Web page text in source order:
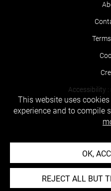
Accessibility
This website uses
experience and to compile
OK,
REJECT ALL BUT